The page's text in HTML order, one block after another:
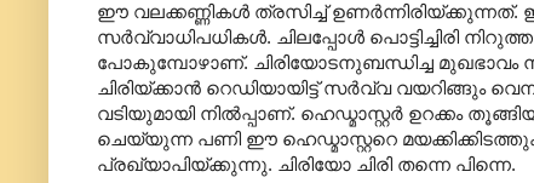
ഈ വലക്കണ്ണികൾ ത്രസിച്ച്
സർവ്വാധിപധികൾ. ചിലപ്പോൾ പൊട്ടിച്ചിരി
പോകുമ്പോഴാണ്. ചിരിയോടനുബന്ധിച്ച മുഖഭാവം
ചിരിയ്ക്കാൻ റെഡിയായിട്ട് സർവ്വ വയറിങ്ങും
വടിയുമായി നിൽ‌പ്പാണ്. ഹെഡ്മാസ്റ്റർ ഉറക്കം
ചെയ്യുന്ന പണി ഈ ഹെഡ്മാസ്റ്ററെ
പ്രഖ്യാ‍പിയ്ക്കുന്നു. ചിരിയോ ചിരി തന്നെ പിന്നെ.